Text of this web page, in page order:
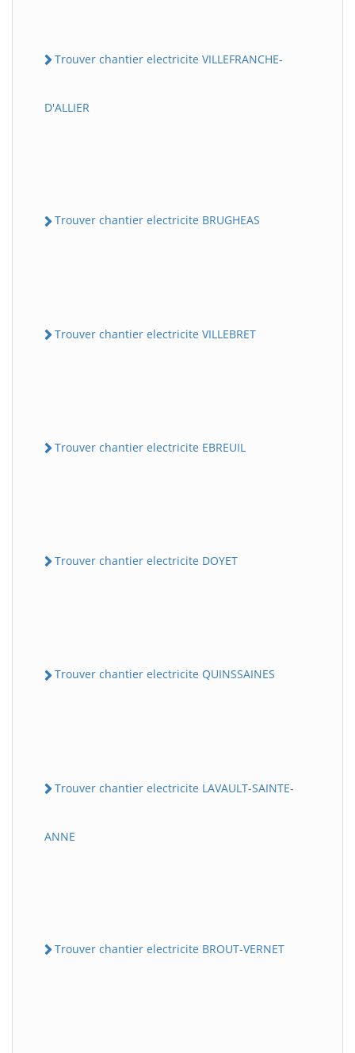
Trouver chantier electricite VILLEFRANCHE-
D'ALLIER
Trouver chantier electricite BRUGHEAS
Trouver chantier electricite VILLEBRET
Trouver chantier electricite EBREUIL
Trouver chantier electricite DOYET
Trouver chantier electricite QUINSSAINES
Trouver chantier electricite LAVAULT-SAINTE-
ANNE
Trouver chantier electricite BROUT-VERNET